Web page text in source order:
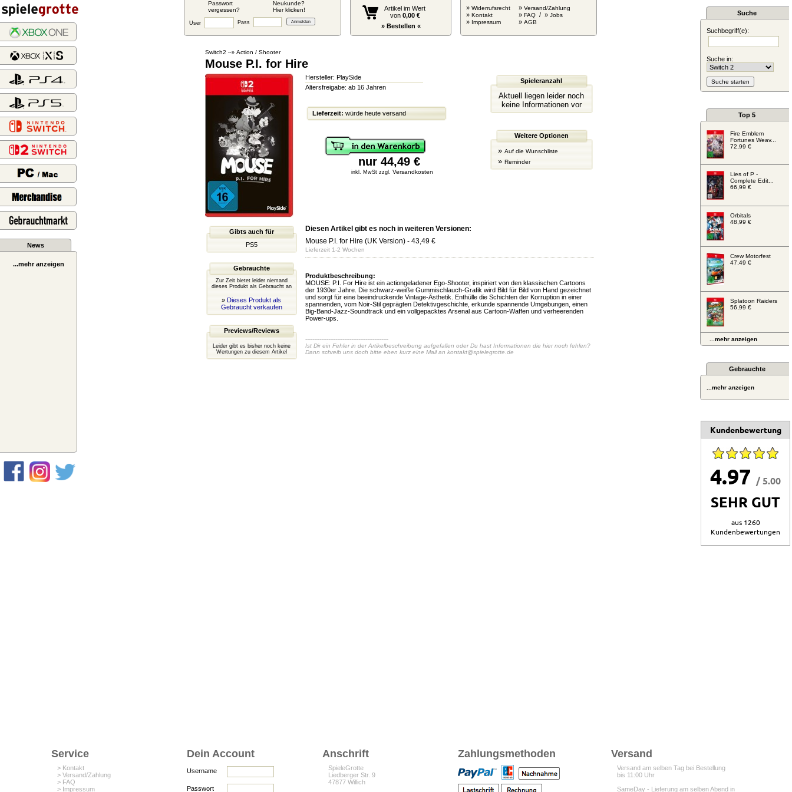
Passwort
vergessen?
Neukunde?
Hier klicken!
User Pass
Artikel im Wert
von 0,00 €
» Bestellen «
» Widerrufsrecht
» Kontakt
» Impressum
» Versand/Zahlung
» FAQ / » Jobs
» AGB
News
...mehr anzeigen
Switch2 --» Action / Shooter
Mouse P.I. for Hire
Hersteller: PlaySide
Altersfreigabe: ab 16 Jahren
Lieferzeit: würde heute versand
nur 44,49 €
inkl. MwSt zzgl. Versandkosten
Spieleranzahl
Aktuell liegen leider noch
keine Informationen vor
Weitere Optionen
» Auf die Wunschliste
» Reminder
Gibts auch für
PS5
Gebrauchte
Zur Zeit bietet leider niemand
dieses Produkt als Gebraucht an
» Dieses Produkt als
Gebraucht verkaufen
Previews/Reviews
Leider gibt es bisher noch keine
Wertungen zu diesem Artikel
Diesen Artikel gibt es noch in weiteren Versionen:
Mouse P.I. for Hire (UK Version)- 43,49 €
Lieferzeit 1-2 Wochen
Produktbeschreibung:
MOUSE: P.I. For Hire ist ein actiongeladener Ego-Shooter, inspiriert von den klassischen Cartoons
der 1930er Jahre. Die schwarz-weiße Gummischlauch-Grafik wird Bild für Bild von Hand gezeichnet
und sorgt für eine beeindruckende Vintage-Ästhetik. Enthülle die Schichten der Korruption in einer
spannenden, vom Noir-Stil geprägten Detektivgeschichte, erkunde spannende Umgebungen, einen
Big-Band-Jazz-Soundtrack und ein vollgepacktes Arsenal aus Cartoon-Waffen und verheerenden
Power-ups.
-----------------------------------------------
Ist Dir ein Fehler in der Artikelbeschreibung aufgefallen oder Du hast Informationen die hier noch fehlen?
Dann schreib uns doch bitte eben kurz eine Mail an kontakt@spielegrotte.de
Suche
Suchbegriff(e):
Suche in:
Top 5
Fire Emblem
Fortunes Weav...
72,99 €
Lies of P -
Complete Edit...
66,99 €
Orbitals
48,99 €
Crew Motorfest
47,49 €
Splatoon Raiders
56,99 €
...mehr anzeigen
Gebrauchte
...mehr anzeigen
Kundenbewertung
4.97 / 5.00
SEHR GUT
aus 1260
Kundenbewertungen
Service
> Kontakt
> Versand/Zahlung
> FAQ
> Impressum
Dein Account
Username
Passwort
Anschrift
SpieleGrotte
Liedberger Str. 9
47877 Willich
Zahlungsmethoden Versand
Versand am selben Tag bei Bestellung
bis 11:00 Uhr
SameDay - Lieferung am selben Abend in